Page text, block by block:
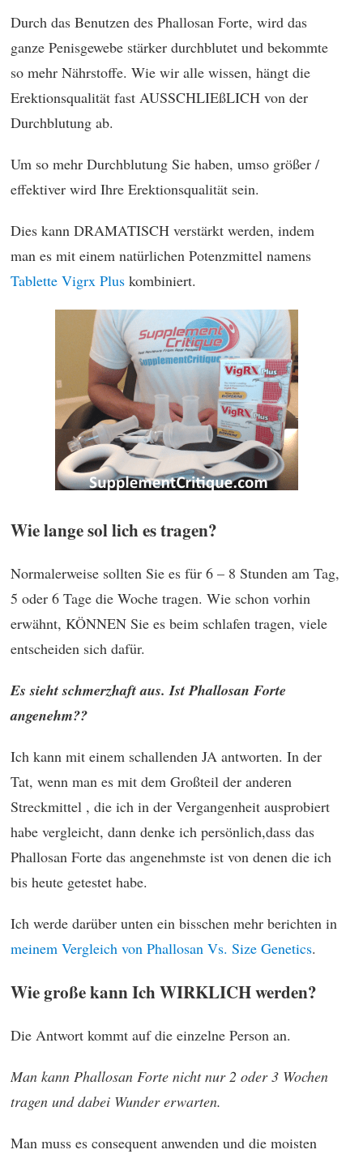
Durch das Benutzen des Phallosan Forte, wird das
ganze Penisgewebe stärker durchblutet und bekommte
so mehr Nährstoffe. Wie wir alle wissen, hängt die
Erektionsqualität fast AUSSCHLIEßLICH von der
Durchblutung ab.
Um so mehr Durchblutung Sie haben, umso größer /
effektiver wird Ihre Erektionsqualität sein.
Dies kann DRAMATISCH verstärkt werden, indem
man es mit einem natürlichen Potenzmittel namens
Tablette Vigrx Plus kombiniert.
Wie lange sol lich es tragen?
Normalerweise sollten Sie es für 6 – 8 Stunden am Tag,
5 oder 6 Tage die Woche tragen. Wie schon vorhin
erwähnt, KÖNNEN Sie es beim schlafen tragen, viele
entscheiden sich dafür.
Es sieht schmerzhaft aus. Ist Phallosan Forte
angenehm??
Ich kann mit einem schallenden JA antworten. In der
Tat, wenn man es mit dem Großteil der anderen
Streckmittel , die ich in der Vergangenheit ausprobiert
habe vergleicht, dann denke ich persönlich,dass das
Phallosan Forte das angenehmste ist von denen die ich
bis heute getestet habe.
Ich werde darüber unten ein bisschen mehr berichten in
meinem Vergleich von Phallosan Vs. Size Genetics.
Wie große kann Ich WIRKLICH werden?
Die Antwort kommt auf die einzelne Person an.
Man kann Phallosan Forte nicht nur 2 oder 3 Wochen
tragen und dabei Wunder erwarten.
Man muss es consequent anwenden und die moisten